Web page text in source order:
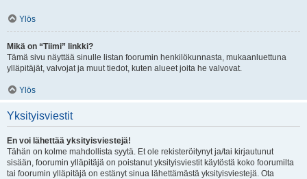
Ylös
Mikä on “Tiimi” linkki?
Tämä sivu näyttää sinulle listan foorumin henkilökunnasta, mukaanluettuna
ylläpitäjät, valvojat ja muut tiedot, kuten alueet joita he valvovat.
Ylös
Yksityisviestit
En voi lähettää yksityisviestejä!
Tähän on kolme mahdollista syytä. Et ole rekisteröitynyt ja/tai kirjautunut
sisään, foorumin ylläpitäjä on poistanut yksityisviestit käytöstä koko foorumilta
tai foorumin ylläpitäjä on estänyt sinua lähettämästä yksityisviestejä. Ota